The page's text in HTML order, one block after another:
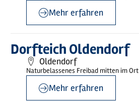
Mehr erfahren
Dorfteich Oldendorf
Oldendorf
Naturbelassenes Freibad mitten im Ort
Mehr
erfahren
Mehr erfahren